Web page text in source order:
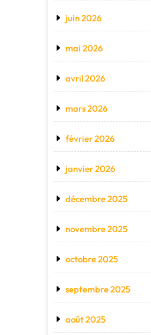
juin 2026
mai 2026
avril 2026
mars 2026
février 2026
janvier 2026
décembre 2025
novembre 2025
octobre 2025
septembre 2025
août 2025